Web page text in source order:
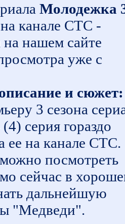
Молодежка
на канале СТС -
на нашем сайте
уже с
и сюжет:
3 сезона
серия гораздо
ее на канале СТС.
посмотреть
сейчас в
дальнейшую
"Медведи".